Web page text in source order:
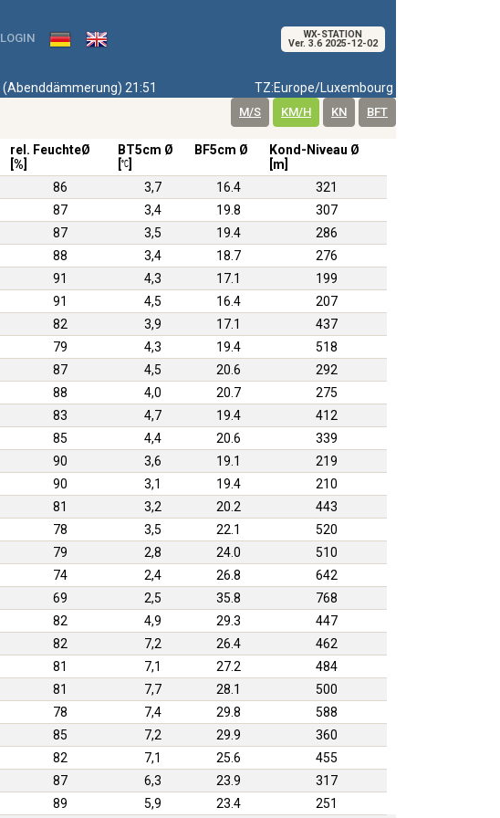
LOGIN WX-STATION
Ver. 3.6 2025-12-02
(Abenddämmerung) 21:51 TZ:Europe/Luxembourg
M/S KM/H KN BFT
rel. FeuchteØ
[%]
BT5cm Ø
BF5cm Ø
Kond-Niveau Ø
[m]
86 3,7 16.4
321
87 3,4 19.8
307
87 3,5 19.4
286
88 3,4 18.7
276
91 4,3 17.1
199
91 4,5 16.4
207
82 3,9 17.1
437
79 4,3 19.4
518
87 4,5 20.6
292
88 4,0 20.7
275
83 4,7 19.4
412
85 4,4 20.6
339
90 3,6 19.1
219
90 3,1 19.4
210
81 3,2 20.2
443
78 3,5 22.1
520
79 2,8 24.0
510
74 2,4 26.8
642
69 2,5 35.8
768
82 4,9 29.3
447
82 7,2 26.4
462
81 7,1 27.2
484
81 7,7 28.1
500
78 7,4 29.8
588
85 7,2 29.9
360
82 7,1 25.6
455
87 6,3 23.9
317
89 5,9 23.4 251